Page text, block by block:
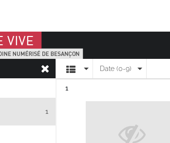
de Besançon
: Multimédias
1
AffichageDate (0-9)
1